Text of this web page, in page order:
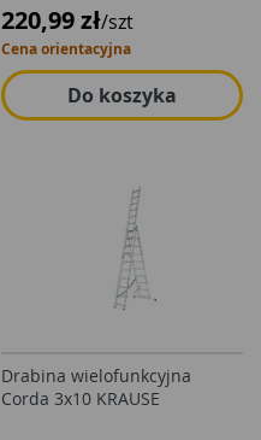
220,99 zł/szt
Cena orientacyjna
Do koszyka
Drabina wielofunkcyjna
Corda 3x10 KRAUSE